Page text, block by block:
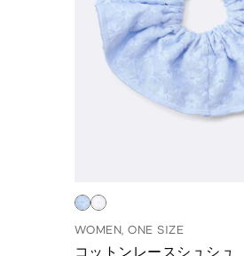
WOMEN, ONE SIZE
コットンレースシュシュ